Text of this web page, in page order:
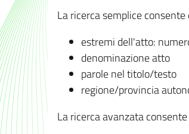
La ricerca semplice
estremi dell'atto:
denominazione atto
parole nel titolo/testo
regione/provincia
La ricerca avanzata